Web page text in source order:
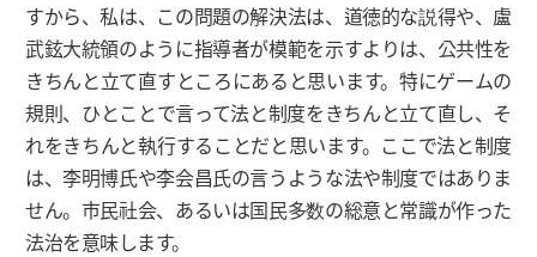
すから、私は、この問題の解決法は、道徳的な説得や、盧
武鉉大統領のように指導者が模範を示すよりは、公共性を
きちんと立て直すところにあると思います。特にゲームの
規則、ひとことで言って法と制度をきちんと立て直し、そ
れをきちんと執行することだと思います。ここで法と制度
は、李明博氏や李会昌氏の言うような法や制度ではありま
せん。市民社会、あるいは国民多数の総意と常識が作った
法治を意味します。